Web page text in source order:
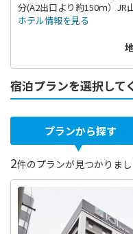
分(A2出口より約150ｍ）JR
ホテル情報を見る
宿泊プランを選択して
プランから探す
2件のプランが見つかりま